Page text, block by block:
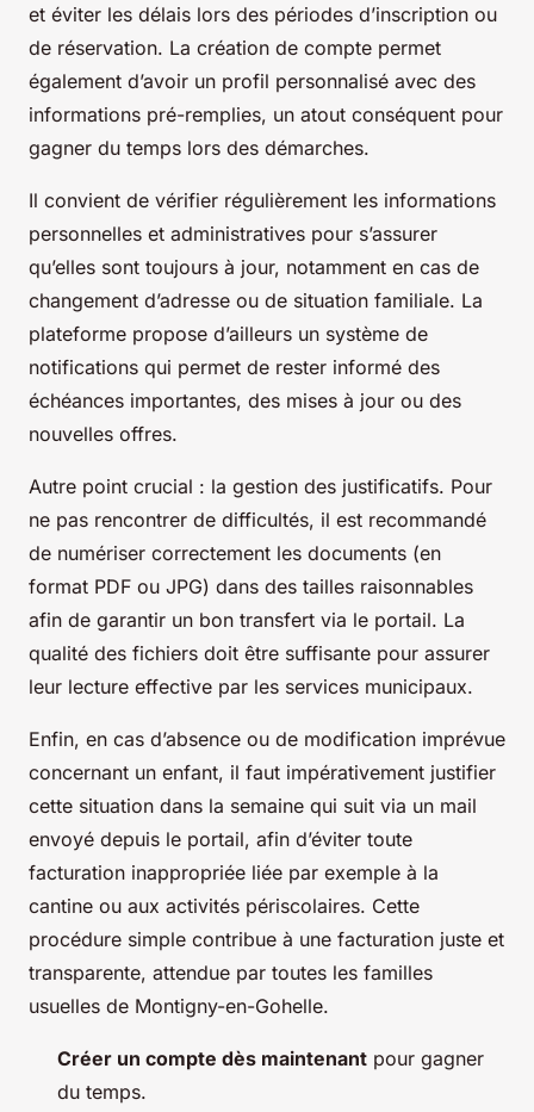
et éviter les délais lors des périodes d’inscription ou
de réservation. La création de compte permet
également d’avoir un profil personnalisé avec des
informations pré-remplies, un atout conséquent pour
gagner du temps lors des démarches.
Il convient de vérifier régulièrement les informations
personnelles et administratives pour s’assurer
qu’elles sont toujours à jour, notamment en cas de
changement d’adresse ou de situation familiale. La
plateforme propose d’ailleurs un système de
notifications qui permet de rester informé des
échéances importantes, des mises à jour ou des
nouvelles offres.
Autre point crucial : la gestion des justificatifs. Pour
ne pas rencontrer de difficultés, il est recommandé
de numériser correctement les documents (en
format PDF ou JPG) dans des tailles raisonnables
afin de garantir un bon transfert via le portail. La
qualité des fichiers doit être suffisante pour assurer
leur lecture effective par les services municipaux.
Enfin, en cas d’absence ou de modification imprévue
concernant un enfant, il faut impérativement justifier
cette situation dans la semaine qui suit via un mail
envoyé depuis le portail, afin d’éviter toute
facturation inappropriée liée par exemple à la
cantine ou aux activités périscolaires. Cette
procédure simple contribue à une facturation juste et
transparente, attendue par toutes les familles
usuelles de Montigny-en-Gohelle.
Créer un compte dès maintenant pour gagner
du temps.